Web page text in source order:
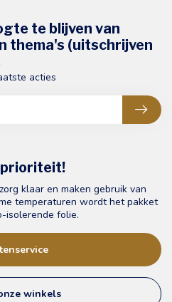
prioriteit!
klaar en maken gebruik van
temperaturen wordt het pakket
isolerende folie.
winkels
te blijven van
thema's (uitschrijven
acties